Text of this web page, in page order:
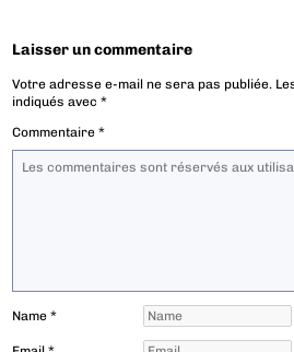
Laisser un commentaire
Votre adresse e-mail ne sera pas publiée.
indiqués avec*
Commentaire*
Name*